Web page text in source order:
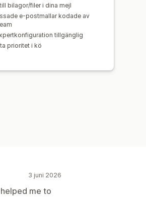
bilagor/filer i dina mejl
e-postmallar kodade av
tillgänglig
prioritet i kö
3 juni 2026
me to